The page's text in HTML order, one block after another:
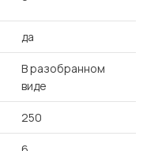
да
В разобранном
виде
250